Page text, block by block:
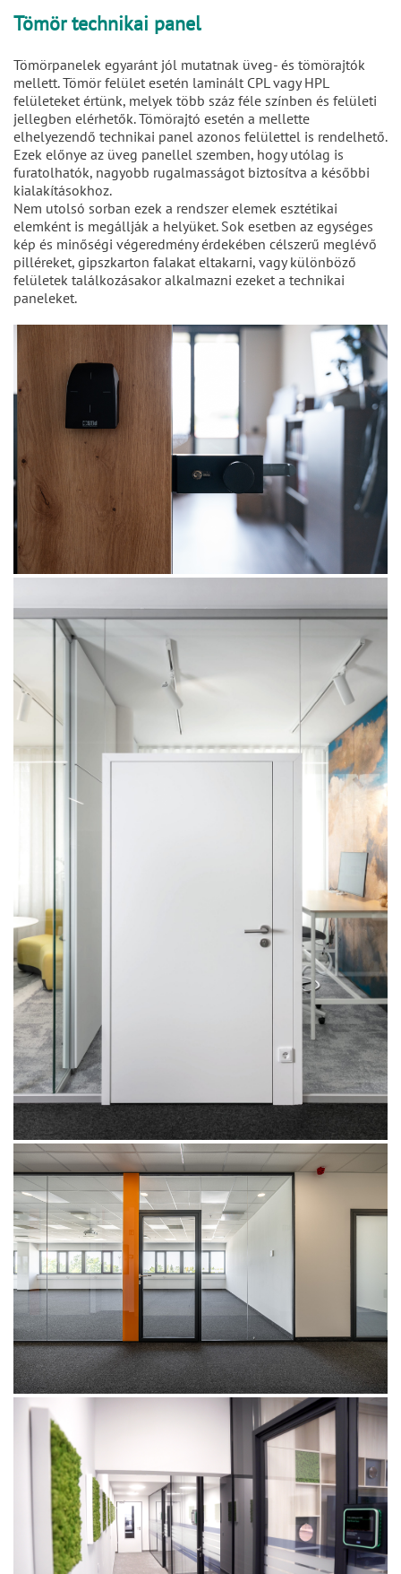
Tömör technikai panel
Tömörpanelek egyaránt jól mutatnak üveg- és tömörajtók
mellett. Tömör felület esetén laminált CPL vagy HPL
felületeket értünk, melyek több száz féle színben és felületi
jellegben elérhetők. Tömörajtó esetén a mellette
elhelyezendő technikai panel azonos felülettel is rendelhető.
Ezek előnye az üveg panellel szemben, hogy utólag is
furatolhatók, nagyobb rugalmasságot biztosítva a későbbi
kialakításokhoz.
Nem utolsó sorban ezek a rendszer elemek esztétikai
elemként is megállják a helyüket. Sok esetben az egységes
kép és minőségi végeredmény érdekében célszerű meglévő
pilléreket, gipszkarton falakat eltakarni, vagy különböző
felületek találkozásakor alkalmazni ezeket a technikai
paneleket.